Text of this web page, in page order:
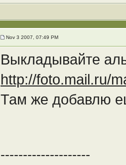
Nov 3 2007, 07:49 PM
Выкладывайте
http://foto.mail.ru/
Там же добавлю
--------------------